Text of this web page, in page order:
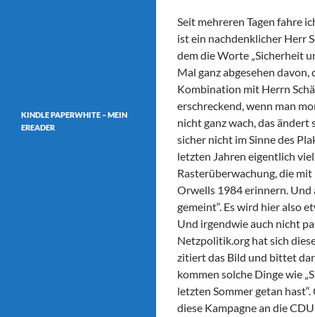
Seit mehreren Tagen fahre
ist ein nachdenklicher Herr
dem die Worte „Sicherheit
Mal ganz abgesehen
Kombination mit Herrn
erschreckend, wenn man
nicht ganz wach, das ändert
sicher nicht im Sinne des
letzten Jahren eigentlich
Rasterüberwachung, die
Orwells 1984 erinnern. Und
gemeint“. Es wird hier also
Und irgendwie auch nicht
Netzpolitik.org hat sich
zitiert das Bild und bittet
kommen solche Dinge wie
letzten Sommer getan
diese Kampagne an die
KINDLE PAPERWHITE – MEIN
EREADER